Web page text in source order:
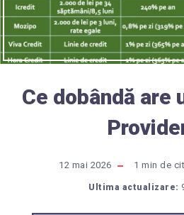
Ce dobândă are
12 mai 2026 1 min de
Ultima actualizare: